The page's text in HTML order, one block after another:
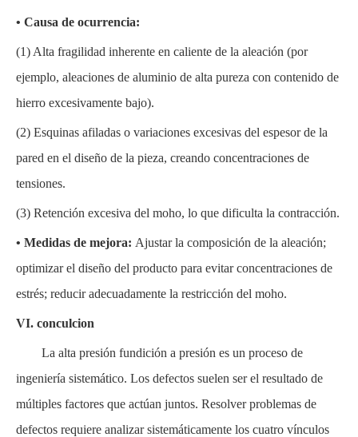
• Causa de ocurrencia:
(1) Alta fragilidad inherente en caliente de la aleación (por
ejemplo, aleaciones de aluminio de alta pureza con contenido de
hierro excesivamente bajo).
(2) Esquinas afiladas o variaciones excesivas del espesor de la
pared en el diseño de la pieza, creando concentraciones de
tensiones.
(3) Retención excesiva del moho, lo que dificulta la contracción.
• Medidas de mejora: Ajustar la composición de la aleación;
optimizar el diseño del producto para evitar concentraciones de
estrés; reducir adecuadamente la restricción del moho.
VI. conculcion
La alta presión fundición a presión es un proceso de
ingeniería sistemático. Los defectos suelen ser el resultado de
múltiples factores que actúan juntos. Resolver problemas de
defectos requiere analizar sistemáticamente los cuatro vínculos